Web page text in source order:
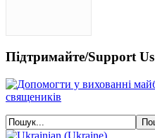
Підтримайте/Support Us